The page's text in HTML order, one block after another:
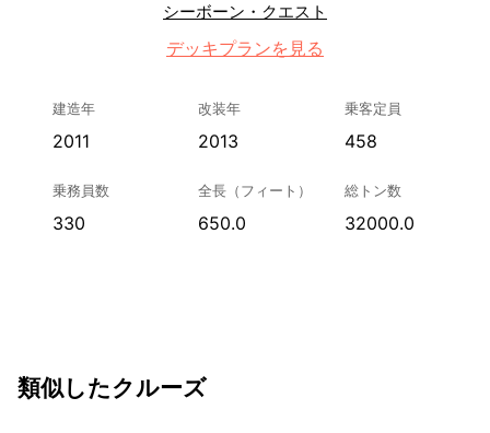
シーボーン・クエスト
デッキプランを見る
建造年
2011
改装年
2013
乗客定員
458
乗務員数
330
全長（フィート）
650.0
総トン数
32000.0
類似したクルーズ